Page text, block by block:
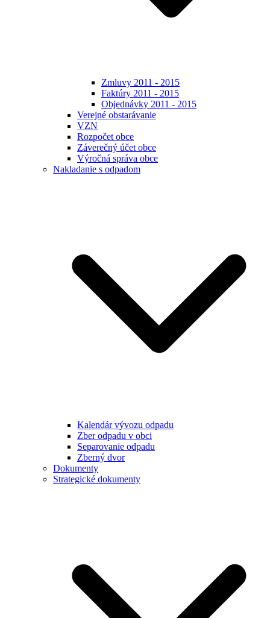
Zmluvy 2011 - 2015
Faktúry 2011 - 2015
Objednávky 2011 - 2015
Verejné obstarávanie
VZN
Rozpočet obce
Záverečný účet obce
Výročná správa obce
Nakladanie s odpadom
Kalendár vývozu odpadu
Zber odpadu v obci
Separovanie odpadu
Zberný dvor
Dokumenty
Strategické dokumenty